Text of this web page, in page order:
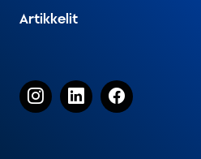
Artikkelit